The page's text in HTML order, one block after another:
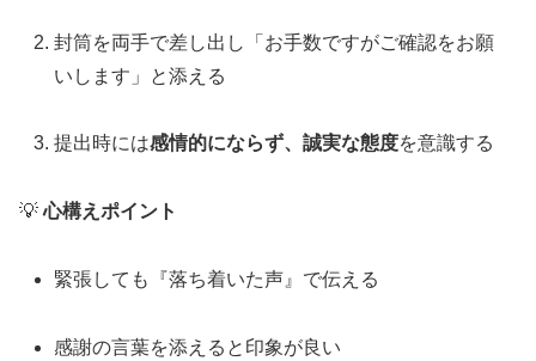
封筒を両手で差し出し「お手数ですがご確認をお願
いします」と添える
提出時には感情的にならず、誠実な態度を意識する
💡心構えポイント
緊張しても『落ち着いた声』で伝える
感謝の言葉を添えると印象が良い